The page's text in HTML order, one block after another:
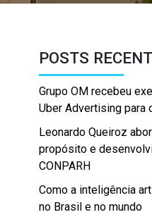
POSTS
Grupo OM recebeu
Uber Advertising para
Leonardo Queiroz
propósito e
CONPARH
Como a inteligência
no Brasil e no mundo